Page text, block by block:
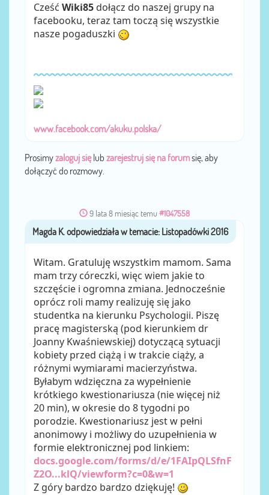
Cześć Wiki85 dołącz do naszej grupy na
facebooku, teraz tam toczą się wszystkie
nasze pogaduszki
www.facebook.com/akuku.polska/
Prosimyzaloguj sięlub zarejestruj się na forumsię, aby
dołączyć do rozmowy.
9 lata 8 miesiąc temu #1047558
przezMagda K.
Witam. Gratuluję wszystkim mamom. Sama
mam trzy córeczki, więc wiem jakie to
szczęście i ogromna zmiana. Jednocześnie
oprócz roli mamy realizuję się jako
studentka na kierunku Psychologii. Piszę
pracę magisterską (pod kierunkiem dr
Joanny Kwaśniewskiej) dotyczącą sytuacji
kobiety przed ciążą i w trakcie ciąży, a
różnymi wymiarami macierzyństwa.
Byłabym wdzięczna za wypełnienie
krótkiego kwestionariusza (nie więcej niż
20 min), w okresie do 8 tygodni po
porodzie. Kwestionariusz jest w pełni
anonimowy i możliwy do uzupełnienia w
formie elektronicznej pod linkiem:
docs.google.com/forms/d/e/1FAIpQLSfnF
Z2O...klQ/viewform?c=0&w=1
Z góry bardzo bardzo dziękuję!